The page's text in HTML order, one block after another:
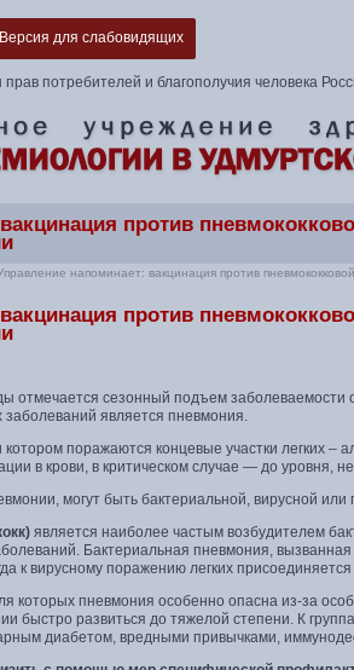
для слабовидящих
потребителей и благополучия человека
против
напоминает: вакцинация против
против
отмечается сезонный подъем
является пневмония.
котором поражаются концевые участки легких –
в крови, в критическом случае — до уровня,
могут быть бактериальной, вирусной или
является наиболее частым возбудителем
Бактериальная пневмония,
к вирусному поражению легких
которых пневмония особенно опасна из-за
быстро развиться до тяжелой степени. К
диабетом, вредными привычками,